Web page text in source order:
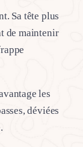
Sa tête plus
de maintenir
les
déviées